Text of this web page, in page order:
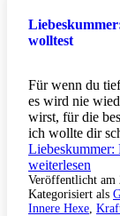
wolltest
Für wenn du
es wird nie
wirst, für die
ich wollte dir
Liebeskummer:
weiterlesen
Veröffentlicht am
Kategorisiert als
Innere Hexe